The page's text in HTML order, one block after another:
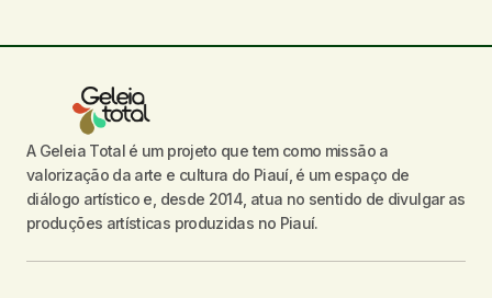
A Geleia Total é um projeto que tem como missão a
valorização da arte e cultura do Piauí, é um espaço de
diálogo artístico e, desde 2014, atua no sentido de divulgar as
produções artísticas produzidas no Piauí.